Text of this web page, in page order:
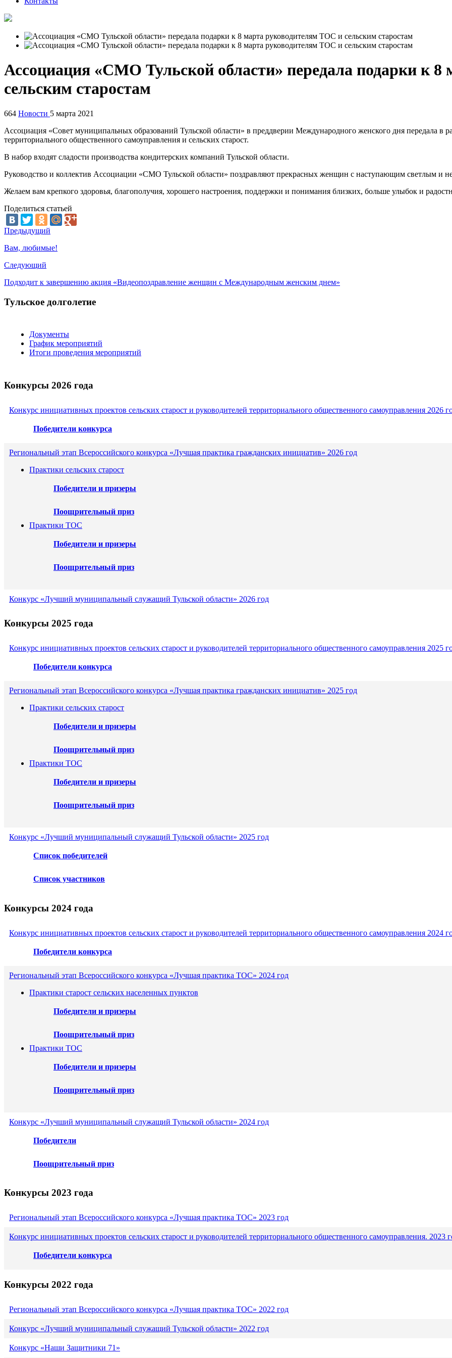
Ассоциация «СМО Тульской области» передала подарки к
сельским старостам
664 Новости 5 марта 2021
Ассоциация «Совет муниципальных образований Тульской области» в преддверии Международного женского дня передала в
территориального общественного самоуправления и сельских старост.
В набор входят сладости производства кондитерских компаний Тульской области.
Руководство и коллектив Ассоциации «СМО Тульской области» поздравляют прекрасных женщин с наступающим светлым и
Желаем вам крепкого здоровья, благополучия, хорошего настроения, поддержки и понимания близких, больше улыбок и
Поделиться статьей
Предыдущий
Вам, любимые!
Следующий
Подходит к завершению акция «Видеопоздравление женщин с Международным женским днем»
Тульское долголетие
Документы
График мероприятий
Итоги проведения мероприятий
Конкурсы 2026 года
Конкурс инициативных проектов сельских старост и руководителей территориального общественного самоуправления 2026
Победители конкурса
Региональный этап Всероссийского конкурса «Лучшая практика гражданских инициатив» 2026 год
Практики сельских старост
Победители и призеры
Поощрительный приз
Практики ТОС
Победители и призеры
Поощрительный приз
Конкурс «Лучший муниципальный служащий Тульской области» 2026 год
Конкурсы 2025 года
Конкурс инициативных проектов сельских старост и руководителей территориального общественного самоуправления 2025
Победители конкурса
Региональный этап Всероссийского конкурса «Лучшая практика гражданских инициатив» 2025 год
Практики сельских старост
Победители и призеры
Поощрительный приз
Практики ТОС
Победители и призеры
Поощрительный приз
Конкурс «Лучший муниципальный служащий Тульской области» 2025 год
Список победителей
Список участников
Конкурсы 2024 года
Конкурс инициативных проектов сельских старост и руководителей территориального общественного самоуправления 2024
Победители конкурса
Региональный этап Всероссийского конкурса «Лучшая практика ТОС» 2024 год
Практики старост сельских населенных пунктов
Победители и призеры
Поощрительный приз
Практики ТОС
Победители и призеры
Поощрительный приз
Конкурс «Лучший муниципальный служащий Тульской области» 2024 год
Победители
Поощрительный приз
Конкурсы 2023 года
Региональный этап Всероссийского конкурса «Лучшая практика ТОС» 2023 год
Конкурс инициативных проектов сельских старост и руководителей территориального общественного самоуправления. 2023
Победители конкурса
Конкурсы 2022 года
Региональный этап Всероссийского конкурса «Лучшая практика ТОС» 2022 год
Конкурс «Лучший муниципальный служащий Тульской области» 2022 год
Конкурс «Наши Защитники 71»